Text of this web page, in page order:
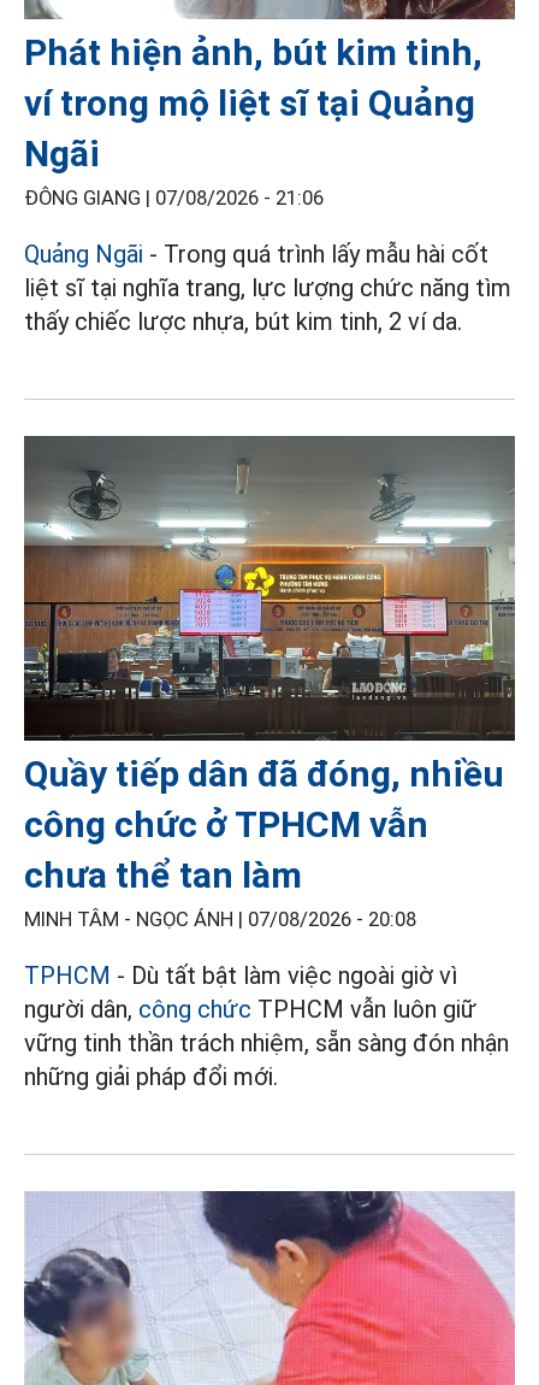
Phát hiện ảnh, bút kim tinh,
ví trong mộ liệt sĩ tại Quảng
Ngãi
ĐÔNG GIANG | 07/08/2026 - 21:06
Quảng Ngãi - Trong quá trình lấy mẫu hài cốt
liệt sĩ tại nghĩa trang, lực lượng chức năng tìm
thấy chiếc lược nhựa, bút kim tinh, 2 ví da.
Quầy tiếp dân đã đóng, nhiều
công chức ở TPHCM vẫn
chưa thể tan làm
MINH TÂM - NGỌC ÁNH | 07/08/2026 - 20:08
TPHCM - Dù tất bật làm việc ngoài giờ vì
người dân, công chức TPHCM vẫn luôn giữ
vững tinh thần trách nhiệm, sẵn sàng đón nhận
những giải pháp đổi mới.